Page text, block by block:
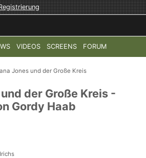
VIDEOS SCREENS FORUM
MODERN WARFARE 4 HALO:
Jones und der Große Kreis
der Große Kreis -
Gordy Haab